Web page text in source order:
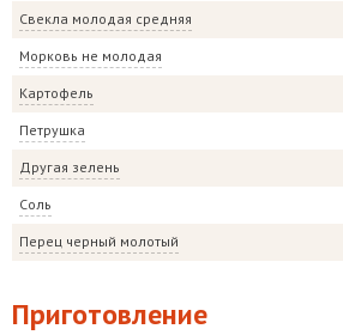
Свекла молодая средняя
Морковь не молодая
Картофель
Петрушка
Другая зелень
Соль
Перец черный молотый
Приготовление